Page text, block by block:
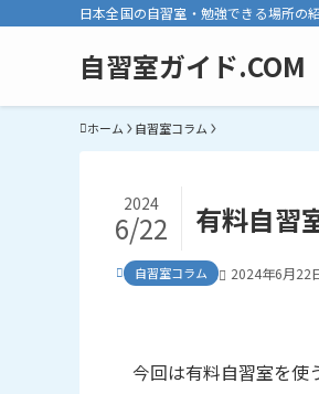
日本全国の自習室・勉強できる場所の
自習室ガイド.COM
ホーム 自習室コラム
有料自習
2024
6/22
自習室コラム 2024年6月22
今回は有料自習室を使